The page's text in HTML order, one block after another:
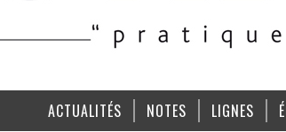
ACTUALITÉS NOTES LIGNES